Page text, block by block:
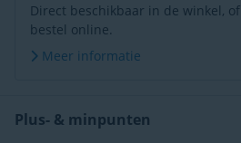
Direct beschikbaar in de winkel, of
bestel online.
Meer informatie
Plus- & minpunten